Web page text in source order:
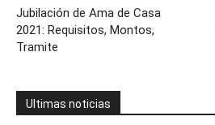
Jubilación de Ama de Casa
2021: Requisitos, Montos,
Tramite
Ultimas noticias